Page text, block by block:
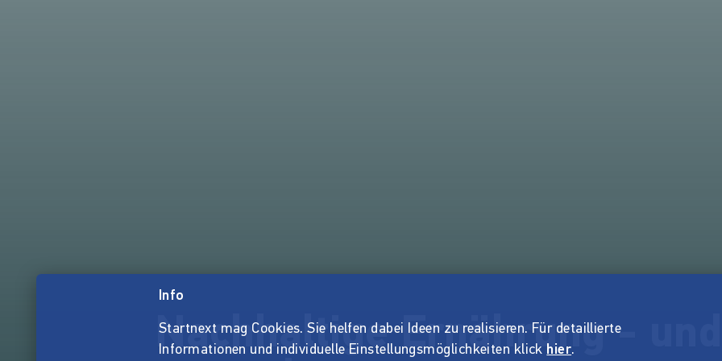
Nachhaltige Ernährung -
Info
Startnext mag Cookies. Sie helfen dabei Ideen zu realisieren. Für detaillierte
Informationen und individuelle Einstellungsmöglichkeiten klick hier.